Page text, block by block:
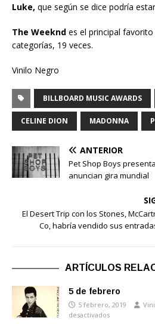
Luke, que según se dice podría
The Weeknd es el principal
categorías, 19 veces.
Vinilo Negro
BILLBOARD MUSIC AWARDS
CELINE DION MADONNA
ANTERIOR
Pet Shop Boys
anuncian gira mundial
El Desert Trip con los Stones,
Co, habría vendido sus
ARTÍCULOS
5 de febrero
5 febrero, 2019
desactivados